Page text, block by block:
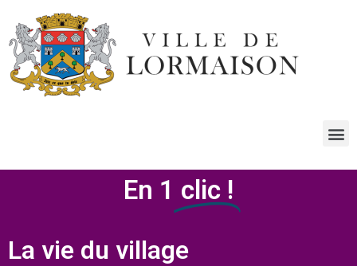
En 1 clic !
La vie du village